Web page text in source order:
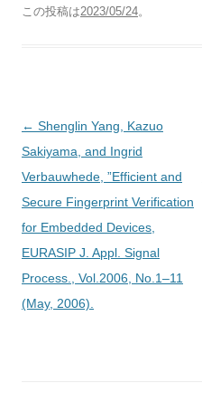
この投稿は2023/05/24。
投
稿
ナ
ビ
ゲ
ー
シ
ョ
← Shenglin Yang, Kazuo
Sakiyama, and Ingrid
Verbauwhede, ”Efficient and
Secure Fingerprint Verification
for Embedded Devices,
EURASIP J. Appl. Signal
Process., Vol.2006, No.1–11
(May, 2006).